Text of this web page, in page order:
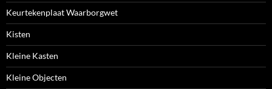
Keurtekenplaat Waarborgwet
Kisten
Kleine Kasten
Kleine Objecten